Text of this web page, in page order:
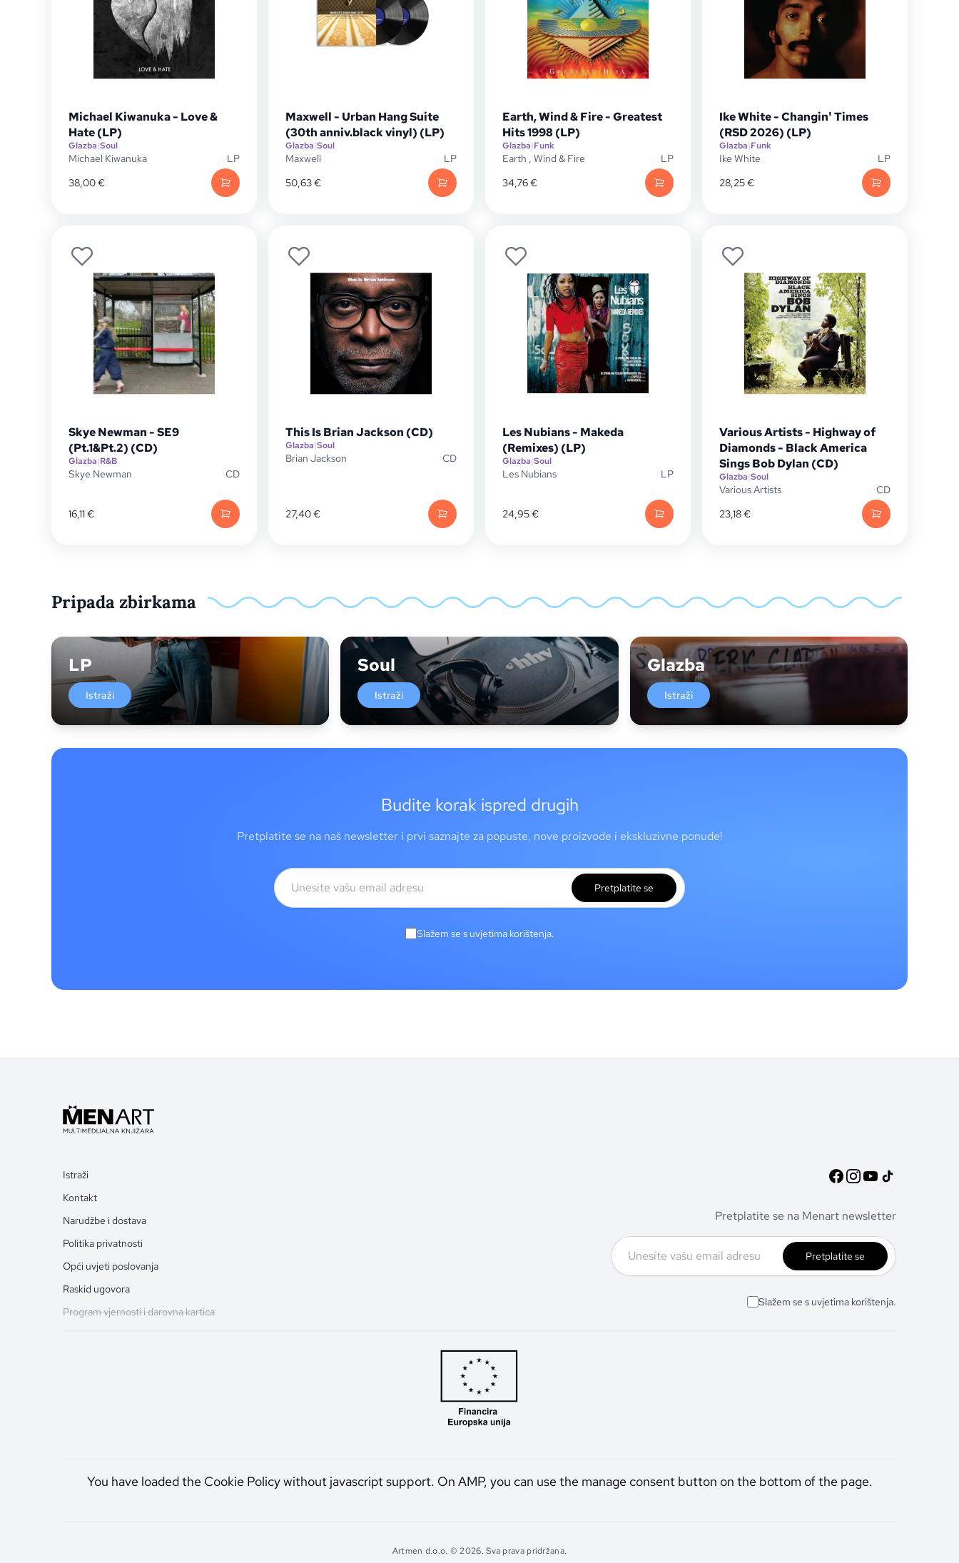
Michael Kiwanuka - Love &
Hate (LP)
Glazba|Soul
Michael Kiwanuka
LP
38,00€
Maxwell - Urban Hang Suite
(30th anniv.black vinyl) (LP)
Glazba|Soul
Maxwell
LP
50,63€
Earth, Wind & Fire - Greatest
Hits 1998 (LP)
Glazba|Funk
Earth , Wind & Fire
LP
34,76€
Ike White - Changin' Times
(RSD 2026) (LP)
Glazba|Funk
Ike White
LP
28,25€
Skye Newman - SE9
(Pt.1&Pt.2) (CD)
Glazba|R&B
Skye Newman CD
16,11€
This Is Brian Jackson (CD)
Glazba|Soul
Brian Jackson CD
27,40€
Les Nubians - Makeda
(Remixes) (LP)
Glazba|Soul
Les Nubians LP
24,95€
Various Artists - Highway of
Diamonds - Black America
Sings Bob Dylan (CD)
Glazba|Soul
Various Artists
CD
23,18€
Pripada zbirkama
LP
Istraži
Soul
Istraži
Glazba
Istraži
Budite korak ispred drugih
Pretplatite se na naš newsletter i prvi saznajte za popuste, nove proizvode i ekskluzivne ponude!
Pretplatite se
Slažem se s uvjetima korištenja.
Istraži
Kontakt
Narudžbe i dostava
Politika privatnosti
Opći uvjeti poslovanja
Raskid ugovora
Program vjernosti i darovna kartica
Pretplatite se na Menart newsletter
Pretplatite se
Slažem se s uvjetima korištenja.
You have loaded the Cookie Policy without javascript support. On AMP, you can use the manage consent button on the bottom of the page.
Artmen d.o.o. © 2026. Sva prava pridržana.